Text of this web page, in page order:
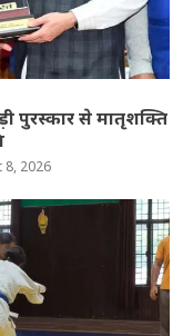
पुरस्कार से मातृशक्ति
8, 2026